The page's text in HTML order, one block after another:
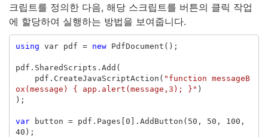
크립트를 정의한 다음, 해당 스크립트를 버튼의 클릭 작업
에 할당하여 실행하는 방법을 보여줍니다.
using var pdf = new PdfDocument ();
pdf . SharedScripts . Add (
pdf . CreateJavaScriptAction ( "function messageB
ox(message) { app.alert(message,3); }" )
);
var button = pdf . Pages 0 ]. AddButton ( 50 , 50 , 100 ,
40 );